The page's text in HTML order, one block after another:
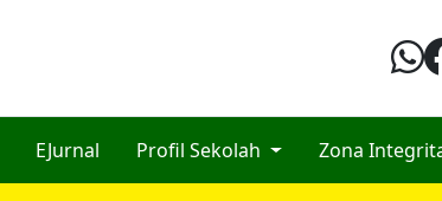
EJurnal Profil Sekolah Zona